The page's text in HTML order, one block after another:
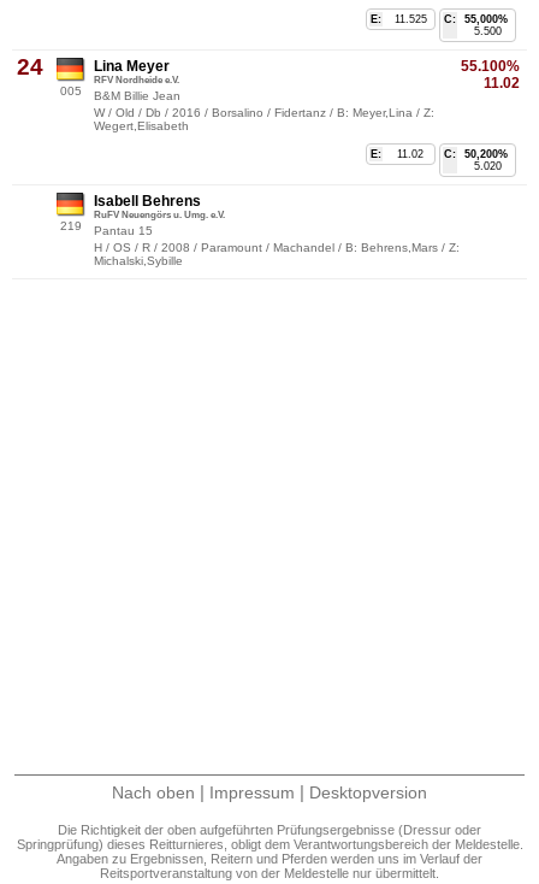
C:
55,000%
5.500
E: 11.525
24
005
55.100%
11.02
Lina Meyer
RFV Nordheide e.V.
B&M Billie Jean
W / Old / Db / 2016 / Borsalino / Fidertanz / B: Meyer,Lina / Z:
Wegert,Elisabeth
C:
50,200%
5.020
E: 11.02
219
Isabell Behrens
RuFV Neuengörs u. Umg. e.V.
Pantau 15
H / OS / R / 2008 / Paramount / Machandel / B: Behrens,Mars / Z:
Michalski,Sybille
Nach oben | Impressum | Desktopversion
Die Richtigkeit der oben aufgeführten Prüfungsergebnisse (Dressur oder
Springprüfung) dieses Reitturnieres, obligt dem Verantwortungsbereich der Meldestelle.
Angaben zu Ergebnissen, Reitern und Pferden werden uns im Verlauf der
Reitsportveranstaltung von der Meldestelle nur übermittelt.